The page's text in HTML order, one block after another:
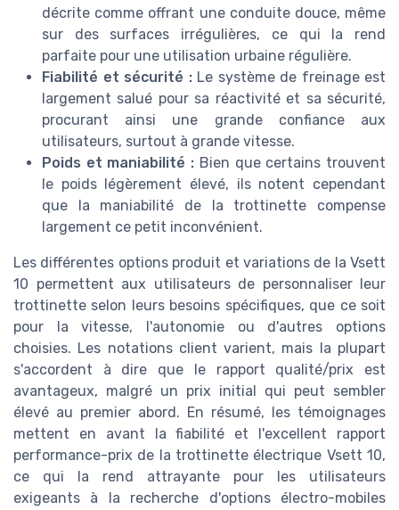
décrite comme offrant une conduite douce, même
sur des surfaces irrégulières, ce qui la rend
parfaite pour une utilisation urbaine régulière.
Fiabilité et sécurité :Le système de freinage est
largement salué pour sa réactivité et sa sécurité,
procurant ainsi une grande confiance aux
utilisateurs, surtout à grande vitesse.
Poids et maniabilité : Bien que certains trouvent
le poids légèrement élevé, ils notent cependant
que la maniabilité de la trottinette compense
largement ce petit inconvénient.
Les différentes options produit et variations de la Vsett
10 permettent aux utilisateurs de personnaliser leur
trottinette selon leurs besoins spécifiques, que ce soit
pour la vitesse, l'autonomie ou d'autres options
choisies. Les notations client varient, mais la plupart
s'accordent à dire que le rapport qualité/prix est
avantageux, malgré un prix initial qui peut sembler
élevé au premier abord. En résumé, les témoignages
mettent en avant la fiabilité et l'excellent rapport
performance-prix de la trottinette électrique Vsett 10,
ce qui la rend attrayante pour les utilisateurs
exigeants à la recherche d'options électro-mobiles